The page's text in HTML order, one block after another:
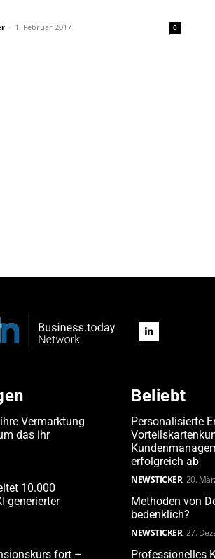
- 1. Februar 2017 0
Vermarktung
das ihr
10.000
generierter
fort –
Beliebt
Personalisierte
erfolgreich ab
NEWSTICKER 20.
Methoden von
bedenklich?
NEWSTICKER 27.
Professionelles